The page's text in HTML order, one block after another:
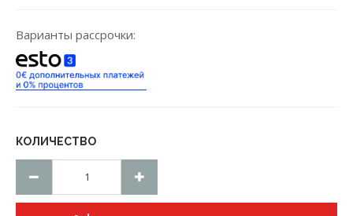
Варианты рассрочки:
КОЛИЧЕСТВО